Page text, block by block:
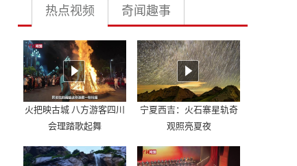
热点视频 奇闻趣事
火把映古城 八方游客四川
会理踏歌起舞
宁夏西吉：火石寨星轨奇
观照亮夏夜